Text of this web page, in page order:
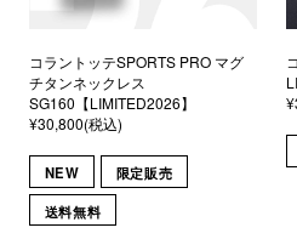
コラントッテSPORTS PRO マグ
チタンネックレス
SG160【LIMITED2026】
¥30,800(税込)
NEW
限定販売
送料無料